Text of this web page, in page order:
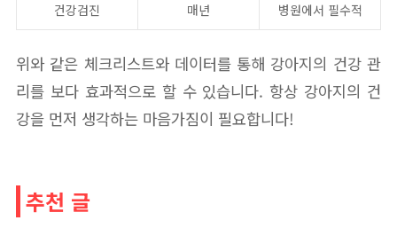
건강검진
매년 병원에서 필수적
위와 같은 체크리스트와 데이터를 통해 강아지의 건강 관
리를 보다 효과적으로 할 수 있습니다. 항상 강아지의 건
강을 먼저 생각하는 마음가짐이 필요합니다!
추천 글